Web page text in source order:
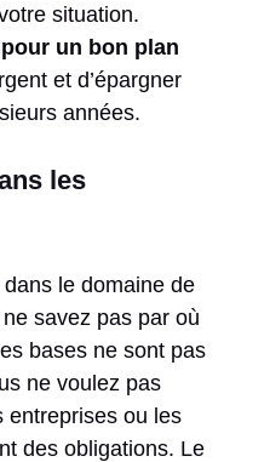
situation.
un bon plan
et d’épargner
années.
les
le domaine de
savez pas par où
bases ne sont pas
ne voulez pas
entreprises ou les
des obligations. Le